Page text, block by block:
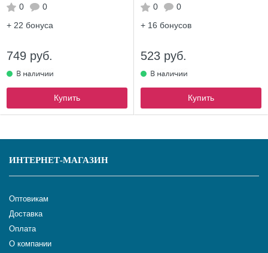
0
0
+ 22 бонуса
749 руб.
Купить
0
0
+ 16 бонусов
523 руб.
Купить
ИНТЕРНЕТ-МАГАЗИН
Оптовикам
Доставка
Оплата
О компании